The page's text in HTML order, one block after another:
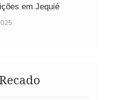
em Jequié